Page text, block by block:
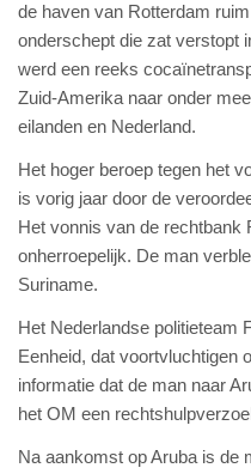
de haven van Rotterdam
onderschept die zat verstopt
werd een reeks
Zuid-Amerika naar onder
eilanden en Nederland.
Het hoger beroep tegen het
is vorig jaar door de
Het vonnis van de rechtbank
onherroepelijk. De man
Suriname.
Het Nederlandse politieteam
Eenheid, dat voortvluchtigen
informatie dat de man naar
het OM een
Na aankomst op Aruba is de